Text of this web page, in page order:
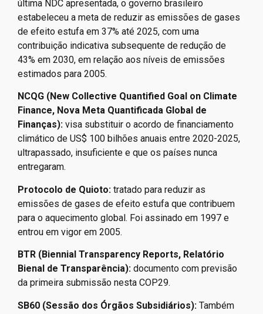
última NDC apresentada, o governo brasileiro
estabeleceu a meta de reduzir as emissões de gases
de efeito estufa em 37% até 2025, com uma
contribuição indicativa subsequente de redução de
43% em 2030, em relação aos níveis de emissões
estimados para 2005.
NCQG (New Collective Quantified Goal on Climate
Finance, Nova Meta Quantificada Global de
Finanças): visa substituir o acordo de financiamento
climático de US$ 100 bilhões anuais entre 2020-2025,
ultrapassado, insuficiente e que os países nunca
entregaram.
Protocolo de Quioto: tratado para reduzir as
emissões de gases de efeito estufa que contribuem
para o aquecimento global. Foi assinado em 1997 e
entrou em vigor em 2005.
BTR (Biennial Transparency Reports, Relatório
Bienal de Transparência): documento com previsão
da primeira submissão nesta COP29.
SB60 (Sessão dos Órgãos Subsidiários): Também